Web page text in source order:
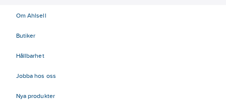
Om Ahlsell
Butiker
Hållbarhet
Jobba hos oss
Nya produkter